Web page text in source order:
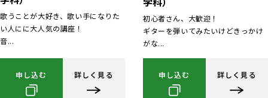
歌うことが大好き、歌い手になりた
い人にに大人気の講座！
音...
申し込む 詳しく見る
初心者さん、大歓迎！
ギターを弾いてみたいけどきっかけ
がな...
申し込む 詳しく見る